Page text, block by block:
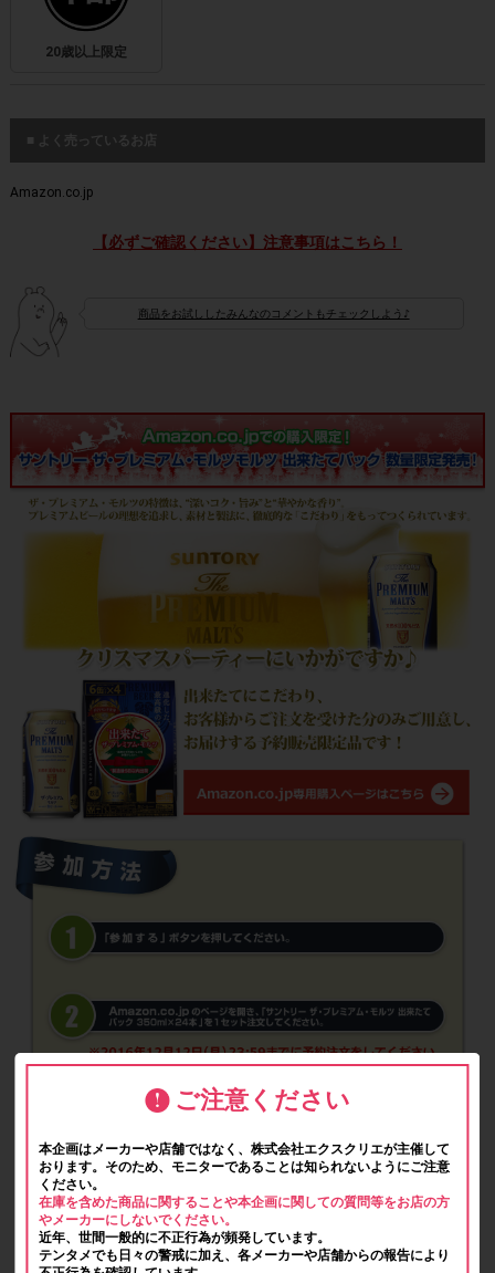
20歳以上限定
■ よく売っているお店
Amazon.co.jp
【必ずご確認ください】注意事項はこちら！
商品をお試ししたみんなのコメントもチェックしよう♪
ご注意ください
本企画はメーカーや店舗ではなく、株式会社エクスクリエが主催して
おります。そのため、モニターであることは知られないようにご注意
ください。
在庫を含めた商品に関することや本企画に関しての質問等をお店の方
やメーカーにしないでください。
近年、世間一般的に不正行為が頻発しています。
テンタメでも日々の警戒に加え、各メーカーや店舗からの報告により